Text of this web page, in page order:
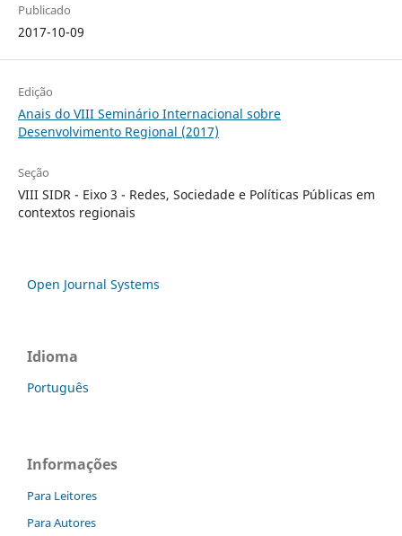
Publicado
2017-10-09
Edição
Anais do VIII Seminário Internacional sobre
Desenvolvimento Regional (2017)
Seção
VIII SIDR - Eixo 3 - Redes, Sociedade e Políticas Públicas em
contextos regionais
Open Journal Systems
Idioma
Português
Informações
Para Leitores
Para Autores